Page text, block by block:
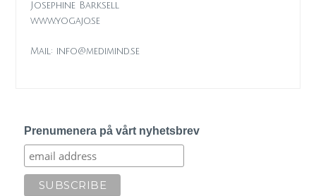
Josephine Barksell
www.yogajo.se
Mail: info@medimind.se
Prenumenera på vårt nyhetsbrev